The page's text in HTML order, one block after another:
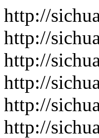
http://
http://
http://
http://
http://
http://